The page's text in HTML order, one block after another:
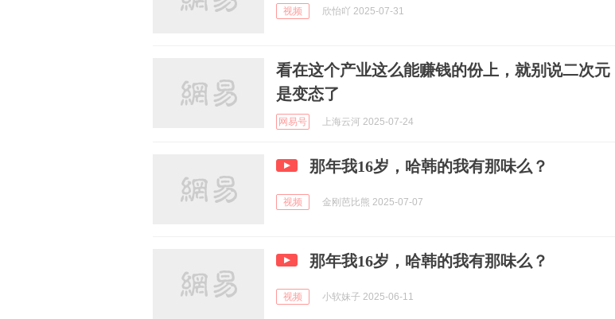
视频 欣怡吖 2025-07-31
看在这个产业这么能赚钱的份上，就别说二次元
是变态了
网易号 上海云河 2025-07-24
那年我16岁，哈韩的我有那味么？
视频 金刚芭比熊 2025-07-07
那年我16岁，哈韩的我有那味么？
视频 小软妹子 2025-06-11